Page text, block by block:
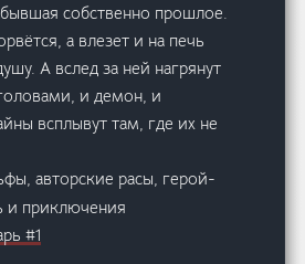
собственно прошлое.
а влезет и на печь
А вслед за ней нагрянут
и демон, и
всплывут там, где их не
авторские расы, герой-
и приключения
#1